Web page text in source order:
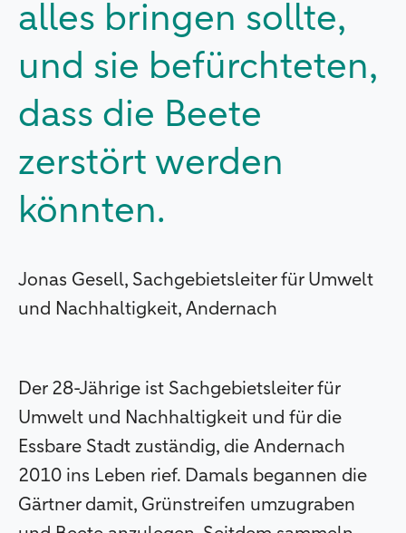
alles bringen sollte,
und sie befürchteten,
dass die Beete
zerstört werden
könnten.
Jonas Gesell, Sachgebietsleiter für Umwelt
und Nachhaltigkeit, Andernach
Der 28-Jährige ist Sachgebietsleiter für
Umwelt und Nachhaltigkeit und für die
Essbare Stadt zuständig, die Andernach
2010 ins Leben rief. Damals begannen die
Gärtner damit, Grünstreifen umzugraben